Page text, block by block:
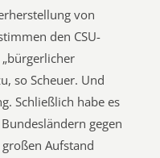
von
den CSU-
so Scheuer. Und
Schließlich habe es
gegen
Aufstand